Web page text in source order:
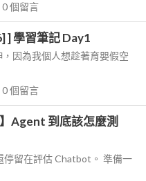
0個留言
] 學習筆記 Day1
因為我個人想趁著育嬰假空
0個留言
Agent 到底該怎麼測
留在評估 Chatbot。 準備一